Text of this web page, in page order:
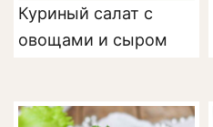
Куриный салат с
овощами и сыром